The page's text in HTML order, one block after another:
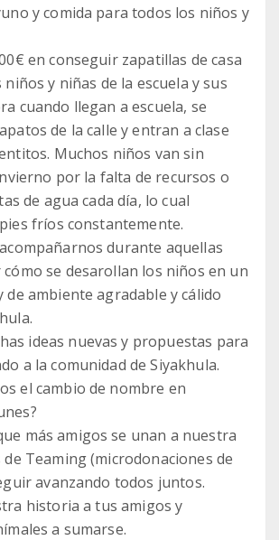
y comida para todos los niños y
en conseguir zapatillas de casa
y niñas de la escuela y sus
cuando llegan a escuela, se
de la calle y entran a clase
Muchos niños van sin
por la falta de recursos o
de agua cada día, lo cual
fríos constantemente.
durante aquellas
cómo se desarollan los niños en un
ambiente agradable y cálido
ideas nuevas y propuestas para
a la comunidad de Siyakhula.
el cambio de nombre en
más amigos se unan a nuestra
de Teaming (microdonaciones de
avanzando todos juntos.
historia a tus amigos y
a sumarse.